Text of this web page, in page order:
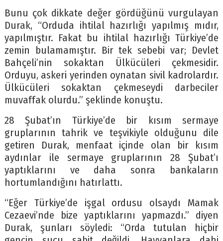
Bunu çok dikkate değer gördüğünü vurgulayan
Durak, “Orduda ihtilal hazırlığı yapılmış mıdır,
yapılmıştır. Fakat bu ihtilal hazırlığı Türkiye’de
zemin bulamamıştır. Bir tek sebebi var; Devlet
Bahçeli’nin sokaktan Ülkücüleri çekmesidir.
Orduyu, askeri yerinden oynatan sivil kadrolardır.
Ülkücüleri sokaktan çekmeseydi darbeciler
muvaffak olurdu.” şeklinde konuştu.
28 Şubat’ın Türkiye’de bir kısım sermaye
gruplarının tahrik ve teşvikiyle olduğunu dile
getiren Durak, menfaat içinde olan bir kısım
aydınlar ile sermaye gruplarının 28 Şubat’ı
yaptıklarını ve daha sonra bankaların
hortumlandığını hatırlattı.
“Eğer Türkiye’de işgal ordusu olsaydı Mamak
Cezaevi’nde bize yaptıklarını yapmazdı.” diyen
Durak, şunları söyledi: “Orda tutulan hiçbir